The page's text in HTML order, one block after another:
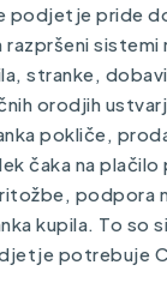
podjetje pride
razpršeni sistemi
stranke,
orodjih
pokliče,
čaka na
podpora
kupila. To so
potrebuje